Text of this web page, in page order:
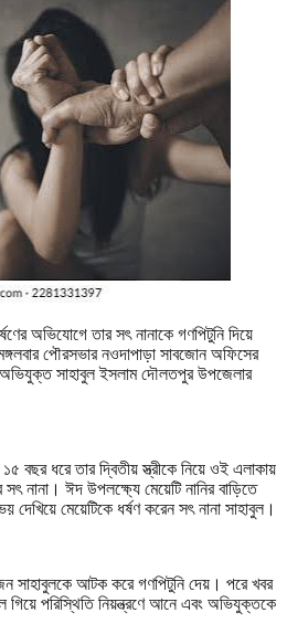
অভিযোগে তার সৎ নানাকে গণপিটুনি দিয়ে
পৌরসভার নওদাপাড়া সাবজোন অফিসের
অভিযুক্ত সাহাবুল ইসলাম দৌলতপুর উপজেলার
বছর ধরে তার দ্বিতীয় স্ত্রীকে নিয়ে ওই এলাকায়
নানা। ঈদ উপলক্ষ্যে মেয়েটি নানির বাড়িতে
দেখিয়ে মেয়েটিকে ধর্ষণ করেন সৎ নানা সাহাবুল।
সাহাবুলকে আটক করে গণপিটুনি দেয়। পরে খবর
গিয়ে পরিস্থিতি নিয়ন্ত্রণে আনে এবং অভিযুক্তকে